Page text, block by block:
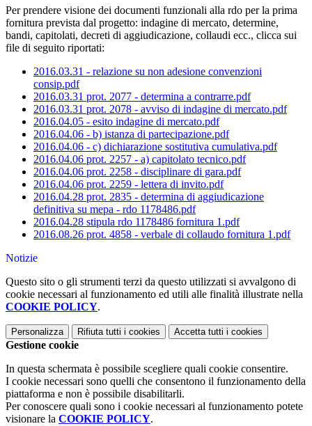
Per prendere visione dei documenti funzionali alla rdo per la prima
fornitura prevista dal progetto: indagine di mercato, determine,
bandi, capitolati, decreti di aggiudicazione, collaudi ecc., clicca sui
file di seguito riportati:
2016.03.31 - relazione su non adesione convenzioni
consip.pdf
2016.03.31 prot. 2077 - determina a contrarre.pdf
2016.03.31 prot. 2078 - avviso di indagine di mercato.pdf
2016.04.05 - esito indagine di mercato.pdf
2016.04.06 - b) istanza di partecipazione.pdf
2016.04.06 - c) dichiarazione sostitutiva cumulativa.pdf
2016.04.06 prot. 2257 - a) capitolato tecnico.pdf
2016.04.06 prot. 2258 - disciplinare di gara.pdf
2016.04.06 prot. 2259 - lettera di invito.pdf
2016.04.28 prot. 2835 - determina di aggiudicazione
definitiva su mepa - rdo 1178486.pdf
2016.04.28 stipula rdo 1178486 fornitura 1.pdf
2016.08.26 prot. 4858 - verbale di collaudo fornitura 1.pdf
Notizie
Questo sito o gli strumenti terzi da questo utilizzati si avvalgono di
cookie necessari al funzionamento ed utili alle finalità illustrate nella
COOKIE POLICY.
Personalizza Rifiuta tutti i cookies Accetta tutti i cookies
Gestione cookie
In questa schermata è possibile scegliere quali cookie consentire.
I cookie necessari sono quelli che consentono il funzionamento della
piattaforma e non è possibile disabilitarli.
Per conoscere quali sono i cookie necessari al funzionamento potete
visionare la COOKIE POLICY.